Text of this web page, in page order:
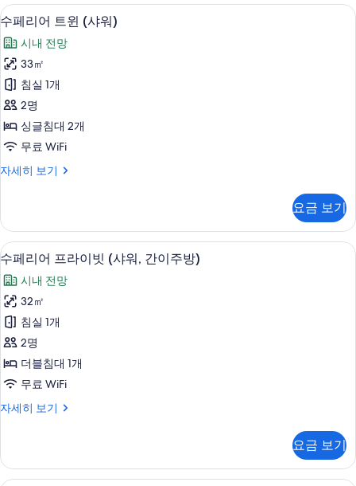
보
기
블
(욕
조)
자
세
히
보
기
수
페
리
어
트
윈
(샤
사
모
두
보
기
수페리어 트윈 (샤워) | 객실 내 금고,
5
수페리어 트윈 (샤워)
시내 전망
33㎡
침실 1개
2명
싱글침대 2개
무료 WiFi
자세히 보기
수
트
윈
(샤
워)
자
세
히
보
기
요금 보기
수
페
리
어
프
라
이
(샤
간
이
객실 내 금고, 책상, 암막 커튼, 다리미/
5
수페리어 프라이빗 (샤워, 간이주방)
시내 전망
32㎡
침실 1개
2명
더블침대 1개
무료 WiFi
자세히 보기
수
프
라
요금 보기